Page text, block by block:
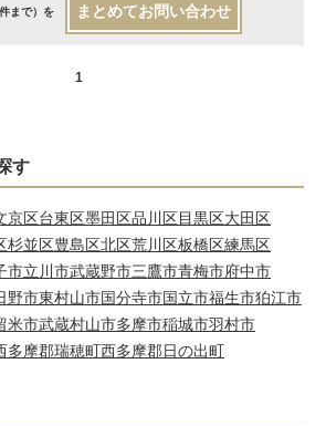
まで）を まとめてお問い合わせ
1
す
京区台東区墨田区品川区目黒区大田区
杉並区豊島区北区荒川区板橋区練馬区
市立川市武蔵野市三鷹市青梅市府中市
野市東村山市国分寺市国立市福生市狛江市
米市武蔵村山市多摩市稲城市羽村市
多摩郡瑞穂町西多摩郡日の出町